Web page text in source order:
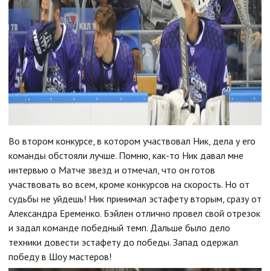
Во втором конкурсе, в котором участвовал Ник, дела у его
команды обстояли лучше. Помню, как-то Ник давал мне
интервью о Матче звезд и отмечал, что он готов
участвовать во всем, кроме конкурсов на скорость. Но от
судьбы не уйдешь! Ник принимал эстафету вторым, сразу от
Александра Еременко. Бэйлен отлично провел свой отрезок
и задал команде победный темп. Дальше было дело
техники довести эстафету до победы. Запад одержал
победу в Шоу мастеров!